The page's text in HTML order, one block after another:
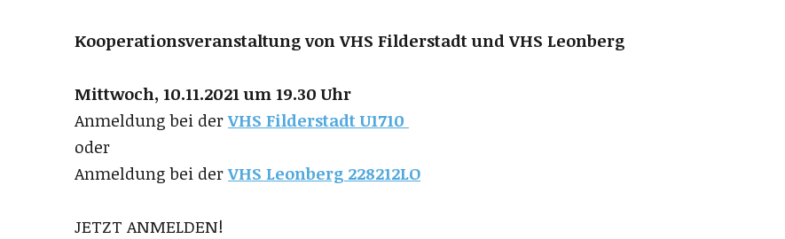
Kooperationsveranstaltung von VHS Filderstadt und VHS Leonberg
Mittwoch, 10.11.2021 um 19.30 Uhr
Anmeldung bei derVHS Filderstadt U1710
oder
Anmeldung bei derVHS Leonberg 228212LO
JETZT ANMELDEN!